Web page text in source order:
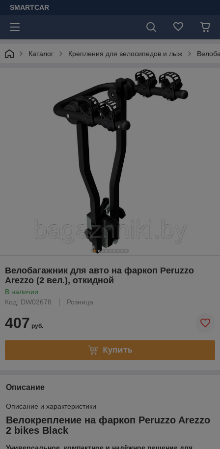
SMARTCAR
Каталог Крепления для велосипедов и лыж
Велобагажник для авто на фаркоп Peruzzo
Arezzo (2 вел.), откидной
В наличии
Код: DW02678
Розница
407 руб.
Купить
Описание
Описание и характеристики
Велокрепление на фаркоп Peruzzo Arezzo
2 bikes Black